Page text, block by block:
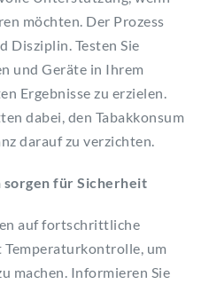
möchten. Der Prozess
Disziplin. Testen Sie
und Geräte in Ihrem
Ergebnisse zu erzielen.
dabei, den Tabakkonsum
darauf zu verzichten.
sorgen für Sicherheit
auf fortschrittliche
um
machen. Informieren Sie